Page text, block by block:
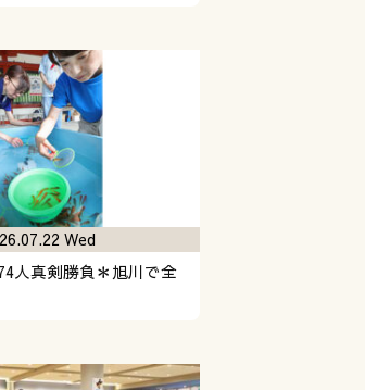
人真剣勝負＊旭川で全
Wed